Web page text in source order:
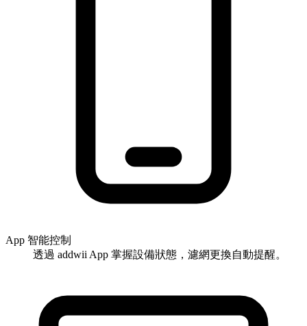
App 智能控制
透過 addwii App 掌握設備狀態，濾網更換自動提醒。